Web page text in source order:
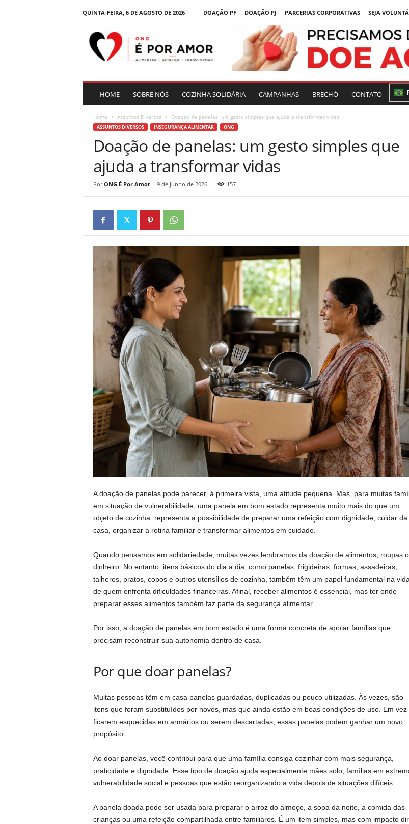
QUINTA-FEIRA, 6 DE AGOSTO DE 2026 DOAÇÃO PF DOAÇÃO PJ PARCERIAS CORPORATIVAS
SEJA
HOME SOBRE NÓS COZINHA SOLIDÁRIA CAMPANHAS BRECHÓ CONTATO
Home Assuntos Diversos Doação de panelas: um gesto simples que ajuda a transformar vidas
ASSUNTOS DIVERSOS INSEGURANÇA ALIMENTAR ONG
Doação de panelas: um gesto simples que
ajuda a transformar vidas
Por ONG É Por Amor- 9 de junho de 2026 157
A doação de panelas pode parecer, à primeira vista, uma atitude pequena. Mas, para muitas
em situação de vulnerabilidade, uma panela em bom estado representa muito mais do que um
objeto de cozinha: representa a possibilidade de preparar uma refeição com dignidade, cuidar da
casa, organizar a rotina familiar e transformar alimentos em cuidado.
Quando pensamos em solidariedade, muitas vezes lembramos da doação de alimentos, roupas
dinheiro. No entanto, itens básicos do dia a dia, como panelas, frigideiras, formas, assadeiras,
talheres, pratos, copos e outros utensílios de cozinha, também têm um papel fundamental na vida
de quem enfrenta dificuldades financeiras. Afinal, receber alimentos é essencial, mas ter onde
preparar esses alimentos também faz parte da segurança alimentar.
Por isso, a doação de panelas em bom estado é uma forma concreta de apoiar famílias que
precisam reconstruir sua autonomia dentro de casa.
Por que doar panelas?
Muitas pessoas têm em casa panelas guardadas, duplicadas ou pouco utilizadas. Às vezes, são
itens que foram substituídos por novos, mas que ainda estão em boas condições de uso. Em vez
ficarem esquecidas em armários ou serem descartadas, essas panelas podem ganhar um novo
propósito.
Ao doar panelas, você contribui para que uma família consiga cozinhar com mais segurança,
praticidade e dignidade. Esse tipo de doação ajuda especialmente mães solo, famílias em
vulnerabilidade social e pessoas que estão reorganizando a vida depois de situações difíceis.
A panela doada pode ser usada para preparar o arroz do almoço, a sopa da noite, a comida das
crianças ou uma refeição compartilhada entre familiares. É um item simples, mas com impacto